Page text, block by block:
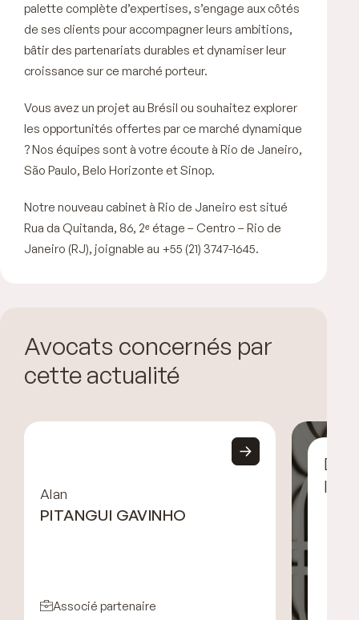
palette complète d’expertises, s’engage aux côtés
de ses clients pour accompagner leurs ambitions,
bâtir des partenariats durables et dynamiser leur
croissance sur ce marché porteur.
Vous avez un projet au Brésil ou souhaitez explorer
les opportunités offertes par ce marché dynamique
? Nos équipes sont à votre écoute à Rio de Janeiro,
São Paulo, Belo Horizonte et Sinop.
Notre nouveau cabinet à Rio de Janeiro est situé
Rua da Quitanda, 86, 2ᵉ étage – Centro – Rio de
Janeiro (RJ), joignable au +55 (21) 3747-1645.
Avocats concernés par
cette actualité
Alan
PITANGUI GAVINHO
Associé partenaire